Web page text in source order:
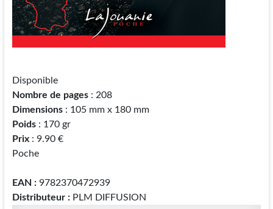
Disponible
Nombre de pages: 208
Dimensions: 105 mm x 180 mm
Poids: 170 gr
Prix: 9.90 €
Poche
EAN :9782370472939
Distributeur :PLM DIFFUSION